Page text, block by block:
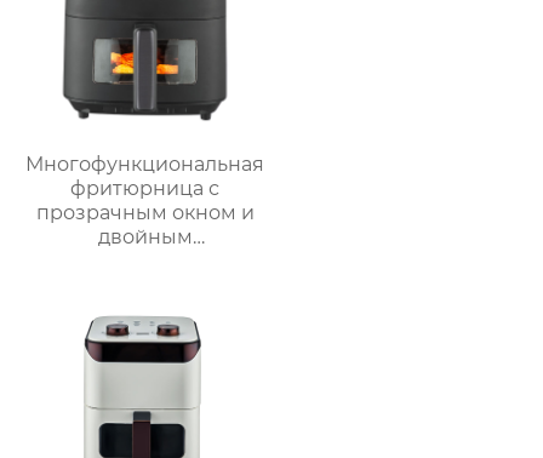
Многофункциональная
фритюрница с
прозрачным окном и
двойным